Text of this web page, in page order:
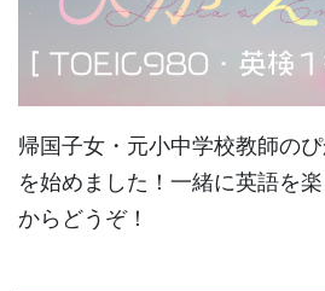
帰国子女・元小中学校教師の
を始めました！一緒に英語を
からどうぞ！